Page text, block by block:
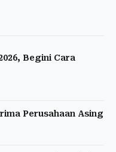
Begini Cara
Perusahaan Asing